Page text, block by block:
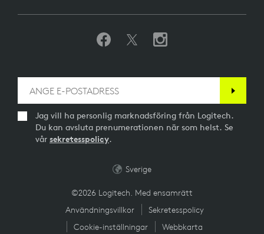
Jag vill ha personlig marknadsföring från Logitech.
Du kan avsluta prenumerationen när som helst. Se
vår sekretesspolicy.
©2026 Logitech. Med ensamrätt
Användningsvillkor
Sekretesspolicy
Cookie-inställningar
Webbkarta
Sverige